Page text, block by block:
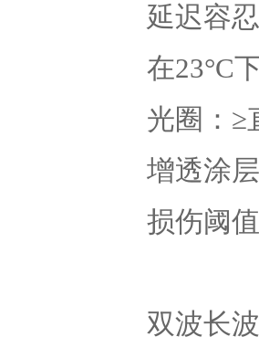
延迟容
在23°C
光圈：≥
增透涂
损伤阈
双波长